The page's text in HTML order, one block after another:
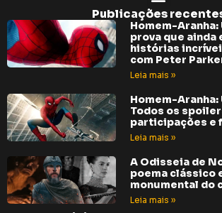
Publicações
Homem-Aranha:
prova que ainda
histórias
com Peter
Leia mais »
Homem-Aranha:
Todos os
participações e
Leia mais »
A Odisseia de
poema clássico
monumental do
Leia mais »